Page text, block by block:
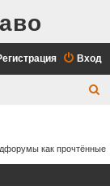
Вход
с
как прочтённые